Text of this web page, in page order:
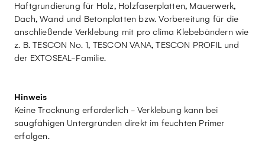
Haftgrundierung für Holz, Holzfaserplatten, Mauerwerk,
Dach, Wand und Betonplatten bzw. Vorbereitung für die
anschließende Verklebung mit pro clima Klebebändern wie
z. B. TESCON No. 1, TESCON VANA, TESCON PROFIL und
der EXTOSEAL-Familie.
Hinweis
Keine Trocknung erforderlich - Verklebung kann bei
saugfähigen Untergründen direkt im feuchten Primer
erfolgen.